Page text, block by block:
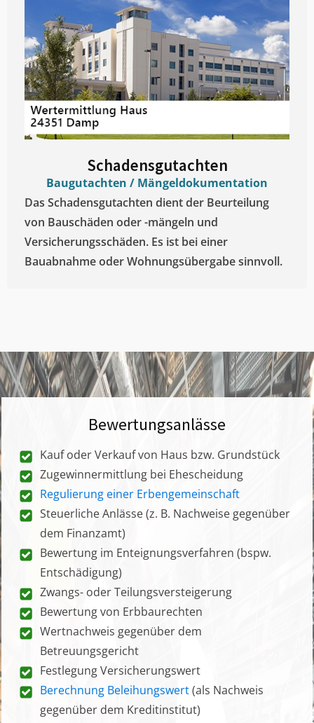
Schadensgutachten
Baugutachten / Mängeldokumentation
Das Schadensgutachten dient der Beurteilung
von Bauschäden oder -mängeln und
Versicherungsschäden. Es ist bei einer
Bauabnahme oder Wohnungsübergabe sinnvoll.
Bewertungsanlässe
Kauf oder Verkauf von Haus bzw. Grundstück
Zugewinnermittlung bei Ehescheidung
Regulierung einer Erbengemeinschaft
Steuerliche Anlässe (z. B. Nachweise gegenüber
dem Finanzamt)
Bewertung im Enteignungsverfahren (bspw.
Entschädigung)
Zwangs- oder Teilungsversteigerung
Bewertung von Erbbaurechten
Wertnachweis gegenüber dem
Betreuungsgericht
Festlegung Versicherungswert
Berechnung Beleihungswert(als Nachweis
gegenüber dem Kreditinstitut)